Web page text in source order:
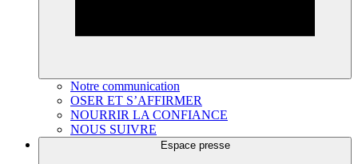
Notre communication
OSER ET S’AFFIRMER
NOURRIR LA CONFIANCE
NOUS SUIVRE
Espace presse